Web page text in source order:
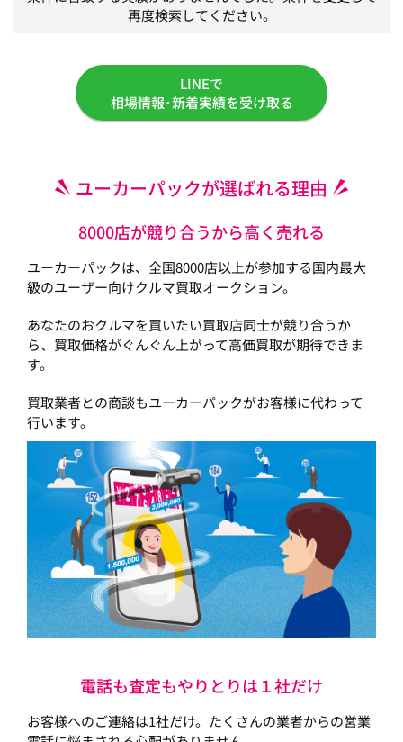
再度検索してください。
LINEで
相場情報･新着実績を受け取る
ユーカーパックが選ばれる理由
8000店が競り合うから高く売れる
ユーカーパックは、全国8000店以上が参加する国内最大
級のユーザー向けクルマ買取オークション。
あなたのおクルマを買いたい買取店同士が競り合うか
ら、買取価格がぐんぐん上がって高価買取が期待できま
す。
買取業者との商談もユーカーパックがお客様に代わって
行います。
電話も査定もやりとりは１社だけ
お客様へのご連絡は1社だけ。たくさんの業者からの営業